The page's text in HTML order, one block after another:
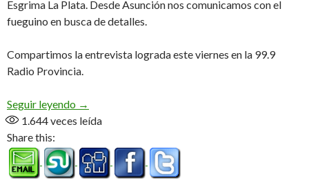
Esgrima La Plata. Desde Asunción nos comunicamos con el
fueguino en busca de detalles.
Compartimos la entrevista lograda este viernes en la 99.9
Radio Provincia.
Seguir leyendo Joel en «La Roja» (Audio)
→
1.644veces leída
Share this: